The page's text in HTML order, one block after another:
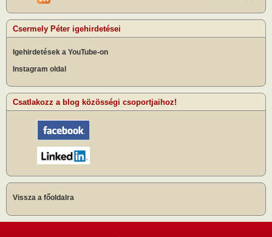
Csermely Péter igehirdetései
Igehirdetések a YouTube-on
Instagram oldal
Csatlakozz a blog közösségi csoportjaihoz!
Vissza a főoldalra